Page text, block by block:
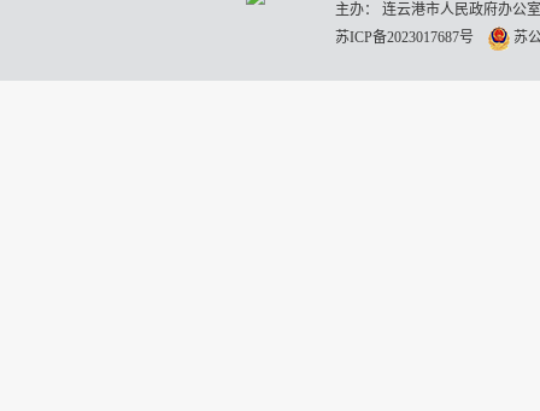
主办： 连云港市人民政府办
苏ICP备2023017687号
苏